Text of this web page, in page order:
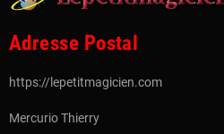
Adresse Postal
https://lepetitmagicien.com
Mercurio Thierry